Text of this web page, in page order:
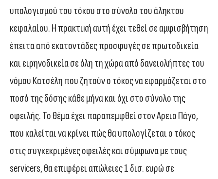
υπολογισμού του τόκου στο σύνολο του άληκτου
κεφαλαίου. Η πρακτική αυτή έχει τεθεί σε αμφισβήτηση
έπειτα από εκατοντάδες προσφυγές σε πρωτοδικεία
και ειρηνοδικεία σε όλη τη χώρα από δανειολήπτες του
νόμου Κατσέλη που ζητούν ο τόκος να εφαρμόζεται στο
ποσό της δόσης κάθε μήνα και όχι στο σύνολο της
οφειλής. Το θέμα έχει παραπεμφθεί στον Αρειο Πάγο,
που καλείται να κρίνει πώς θα υπολογίζεται ο τόκος
στις συγκεκριμένες οφειλές και σύμφωνα με τους
servicers, θα επιφέρει απώλειες 1 δισ. ευρώ σε